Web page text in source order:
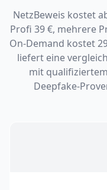
NetzBeweis kostet
Profi 39 €, mehrere
On-Demand kostet
liefert eine
mit
Deepfake-